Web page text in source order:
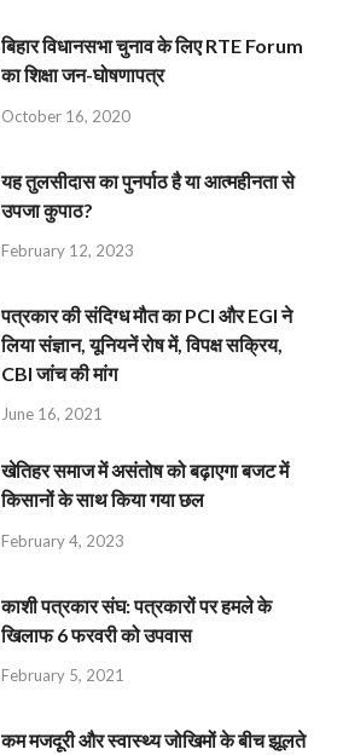
बिहार विधानसभा चुनाव के लिए RTE Forum
का शिक्षा जन-घोषणापत्र
October 16, 2020
यह तुलसीदास का पुनर्पाठ है या आत्महीनता से
उपजा कुपाठ?
February 12, 2023
पत्रकार की संदिग्ध मौत का PCI और EGI ने
लिया संज्ञान, यूनियनें रोष में, विपक्ष सक्रिय,
CBI जांच की मांग
June 16, 2021
खेतिहर समाज में असंतोष को बढ़ाएगा बजट में
किसानों के साथ किया गया छल
February 4, 2023
काशी पत्रकार संघ: पत्रकारों पर हमले के
खिलाफ 6 फरवरी को उपवास
February 5, 2021
कम मजदूरी और स्वास्थ्य जोखिमों के बीच झूलते